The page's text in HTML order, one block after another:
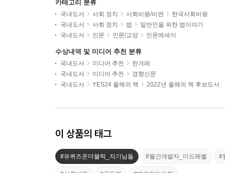
카테고리 분류
국내도서 사회 정치 사회비평/비판
한국사회비평
국내도서
사회 정치 법
일반인을 위한 법이야기
국내도서
인문 인문/교양 인문에세이
수상내역 및 미디어 추천 분류
국내도서 미디어 추천
한겨레
국내도서
미디어 추천
경향신문
국내도서
YES24 올해의 책 2022년 올해의 책 후보도서
이 상품의 태그
#유퀴즈온더블럭_자기님들 #월간개발자_미드레벨 #